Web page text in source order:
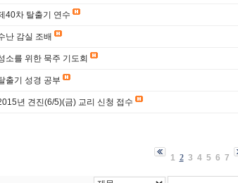
40차 탈출기 연수
난 감실 조배
소를 위한 묵주 기도회
출기 성경 공부
년 견진(6/5)(금) 교리 신청 접수
1 2 3 4 5 6 7